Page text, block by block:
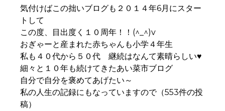
気付けばこの拙いブログも２０１４年6月にスター
トして
この度、目出度く１０周年！！(^_^)v
おぎゃーと産まれた赤ちゃんも小学４年生
私も４０代から５０代 継続はなんて素晴らしい♥
細々と１０年も続けてきたあい菜市ブログ
自分で自分を褒めてあげたい～
私の人生の記録にもなっていますので（553件の投
稿）